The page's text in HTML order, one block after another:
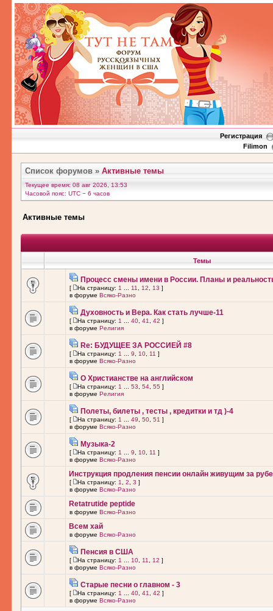
Регистрация
Filimon
Список форумов » Активные темы
Текущее время: 08 авг 2026, 13:53
Часовой пояс: UTC − 6 часов
Активные темы
Темы
Процесс смены имени в России. Планы и
[ На страницу: 1 11 12 13 ]
в форуме Всяко-Разно
Духовность и Вера. Как стать лучше-11
[ На страницу: 1 40 41 42 ]
в форуме Религия
Re: БУДУЩЕЕ ЗА РОССИЕЙ #8
[ На страницу: 1 9 10 11 ]
в форуме Всяко-Разно
О Христианстве на английском
[ На страницу: 1 53 54 55 ]
в форуме Религия
Полеты, билеты , тесты , кредитки и тд )-4
[ На страницу: 1 49 50 51 ]
в форуме Всяко-Разно
Музыка-2
[ На страницу: 1 9 10 11 ]
в форуме Всяко-Разно
Инструкция продления пенсии онлайн живущим за
[ На страницу: 1 2 3 ]
в форуме Всяко-Разно
Retatrutide peptide
в форуме Всяко-Разно
Всем хай
в форуме Всяко-Разно
Пенсия в США
[ На страницу: 1 10 11 12 ]
в форуме Всяко-Разно
Старые песни о главном - 3
[ На страницу: 1 40 41 42 ]
в форуме Всяко-Разно